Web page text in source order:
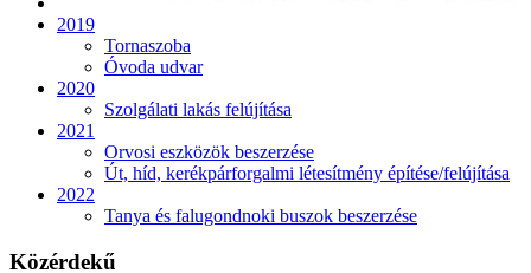
2019
Tornaszoba
Óvoda udvar
2020
Szolgálati lakás felújítása
2021
Orvosi eszközök beszerzése
Út, híd, kerékpárforgalmi létesítmény építése/felújítása
2022
Tanya és falugondnoki buszok beszerzése
Közérdekű